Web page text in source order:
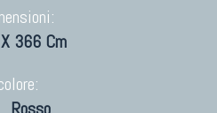
366 Cm